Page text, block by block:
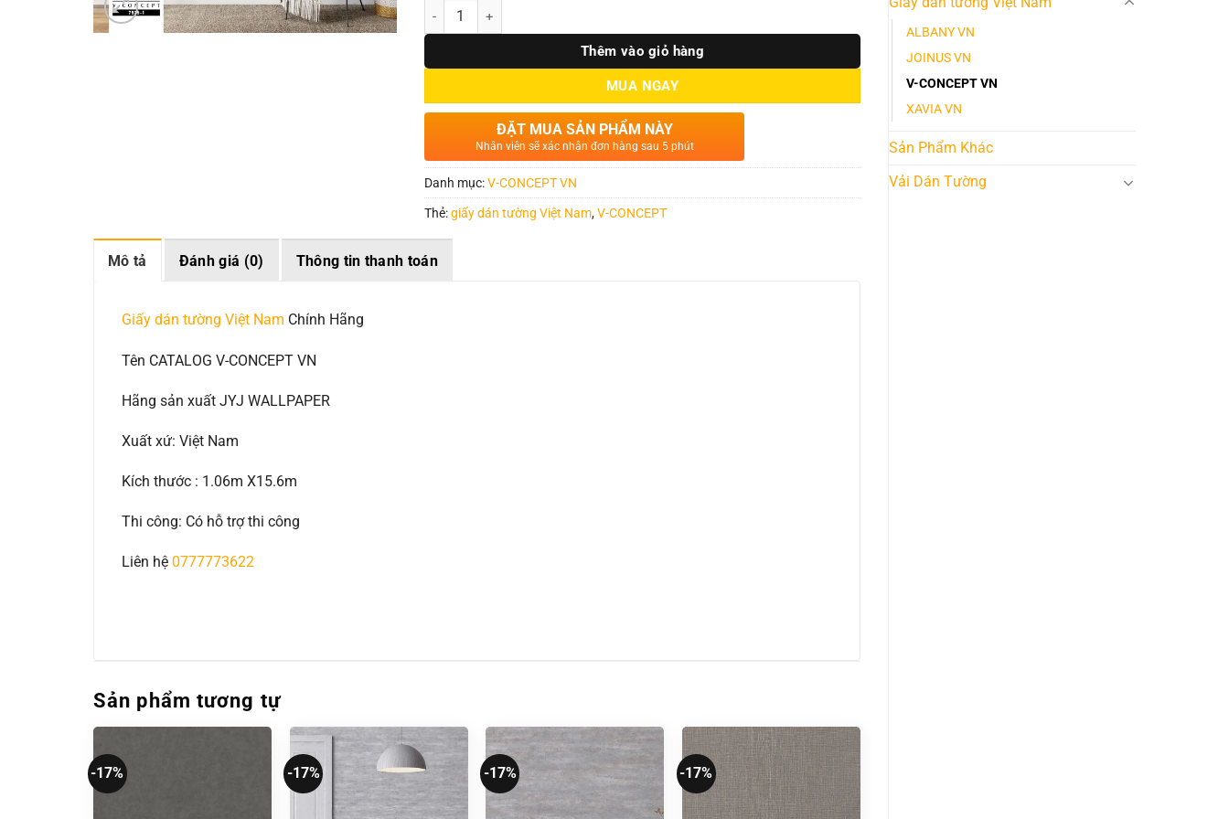
ALBANY VN
JOINUS VN
V-CONCEPT VN
XAVIA VN
Sản Phẩm Khác
Vải Dán Tường
Số lượng
Thêm vào giỏ hàng
MUA NGAY
ĐẶT MUA SẢN PHẨM NÀY
Nhân viên sẽ xác nhận đơn hàng sau 5 phút
Danh mục:V-CONCEPT VN
Thẻ:giấy dán tường Việt Nam,V-CONCEPT
Mô tả Đánh giá (0) Thông tin thanh toán
Giấy dán tường Việt Nam Chính Hãng
Tên CATALOG V-CONCEPT VN
Hãng sản xuất JYJ WALLPAPER
Xuất xứ: Việt Nam
Kích thước : 1.06m X15.6m
Thi công: Có hỗ trợ thi công
Liên hệ 0777773622
Sản phẩm tương tự
-17% -17% -17% -17%